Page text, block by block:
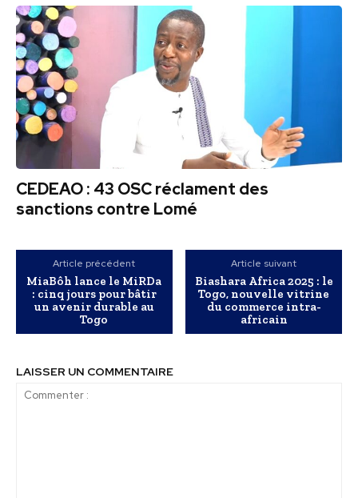
CEDEAO : 43 OSC réclament des
sanctions contre Lomé
Article précédent
MiaBôh lance le MiRDa
: cinq jours pour bâtir
un avenir durable au
Togo
Article suivant
Biashara Africa 2025 : le
Togo, nouvelle vitrine
du commerce intra-
africain
LAISSER UN COMMENTAIRE